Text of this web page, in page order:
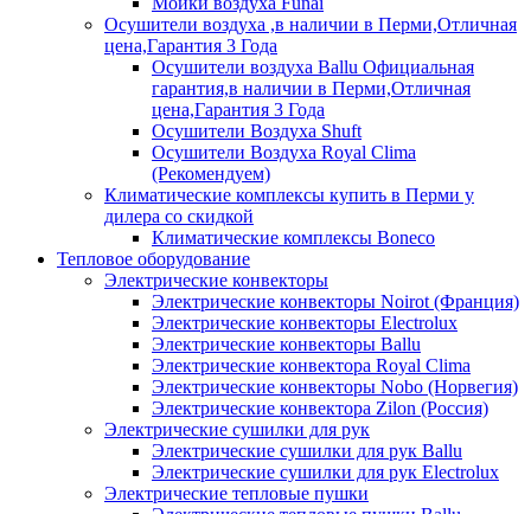
Осушители воздуха ,в наличии в Перми,Отличная
цена,Гарантия 3 Года
Осушители воздуха Ballu Официальная
гарантия,в наличии в Перми,Отличная
цена,Гарантия 3 Года
Осушители Воздуха Shuft
Осушители Воздуха Royal Clima
(Рекомендуем)
Климатические комплексы купить в Перми у
дилера со скидкой
Климатические комплексы Boneсo
Тепловое оборудование
Электрические конвекторы
Электрические конвекторы Noirot (Франция)
Электрические конвекторы Electrolux
Электрические конвекторы Ballu
Электрические конвектора Royal Clima
Электрические конвекторы Nobo (Норвегия)
Электрические конвектора Zilon (Россия)
Электрические сушилки для рук
Электрические сушилки для рук Ballu
Электрические сушилки для рук Electrolux
Электрические тепловые пушки